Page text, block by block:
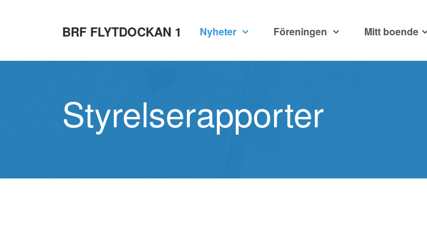
BRF FLYTDOCKAN 1 Nyheter Föreningen Mitt boende
Styrelserapporter